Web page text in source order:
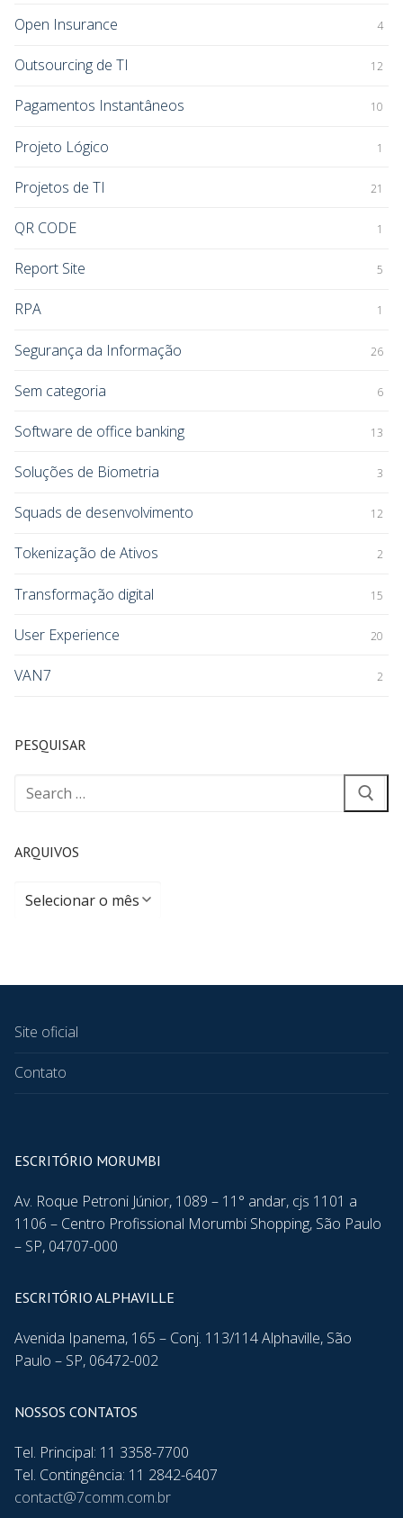
Open Insurance 4
Outsourcing de TI 12
Pagamentos Instantâneos 10
Projeto Lógico 1
Projetos de TI 21
QR CODE 1
Report Site 5
RPA 1
Segurança da Informação 26
Sem categoria 6
Software de office banking 13
Soluções de Biometria 3
Squads de desenvolvimento 12
Tokenização de Ativos 2
Transformação digital 15
User Experience 20
VAN7 2
PESQUISAR
ARQUIVOS
Site oficial
Contato
ESCRITÓRIO MORUMBI
Av. Roque Petroni Júnior, 1089 – 11° andar, cjs 1101 a
1106 – Centro Profissional Morumbi Shopping, São Paulo
– SP, 04707-000
ESCRITÓRIO ALPHAVILLE
Avenida Ipanema, 165 – Conj. 113/114 Alphaville, São
Paulo – SP, 06472-002
NOSSOS CONTATOS
Tel. Principal: 11 3358-7700
Tel. Contingência: 11 2842-6407
contact@7comm.com.br